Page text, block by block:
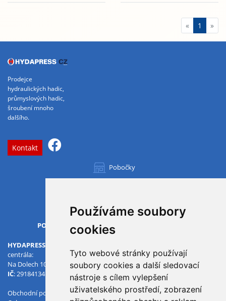
Používáme soubory
cookies
Tyto webové stránky používají
soubory cookies a další sledovací
nástroje s cílem vylepšení
uživatelského prostředí, zobrazení
« 1 »
Prodejce
hydraulických hadic,
průmyslových hadic,
šroubení mnoho
dalšího.
Kontakt
Pobočky
OTVÍRACÍ DOBA
PO-PÁ
HYDAPRESS CZ s.r.o.
centrála:
Na Dolech 109 586 01 Jihlava
IČ: 29184134 : CZ29184134
Obchodní podmínky